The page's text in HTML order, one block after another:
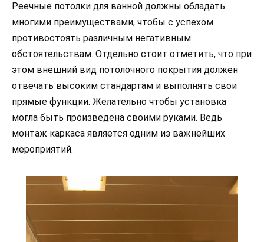
Реечные потолки для ванной должны обладать
многими преимуществами, чтобы с успехом
противостоять различным негативным
обстоятельствам. Отдельно стоит отметить, что при
этом внешний вид потолочного покрытия должен
отвечать высоким стандартам и выполнять свои
прямые функции. Желательно чтобы установка
могла быть произведена своими руками. Ведь
монтаж каркаса является одним из важнейших
мероприятий.